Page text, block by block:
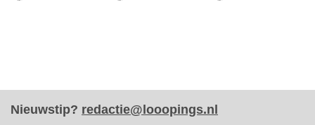
Nieuwstip? redactie@looopings.nl